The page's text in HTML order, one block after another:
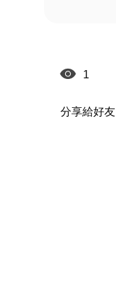
1
分享給好友